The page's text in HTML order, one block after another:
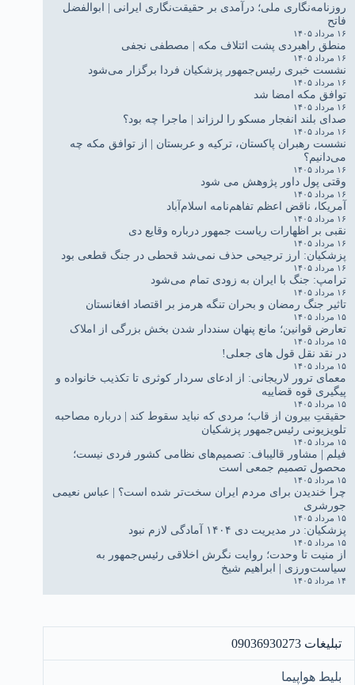
روزنامه‌نگاری ملی؛ درآمدی بر حقیقت‌نگاری ایرانی | ابوالفضل
فاتح
۱۶ مرداد ۱۴۰۵
منطق راهبردی پشت ائتلاف مکه | مصطفی نجفی
۱۶ مرداد ۱۴۰۵
نشست خبری رئیس‌جمهور پزشکیان فردا برگزار می‌شود
۱۶ مرداد ۱۴۰۵
توافق مکه امضا شد
۱۶ مرداد ۱۴۰۵
صدای بلند انفجار مسکو را لرزاند | ماجرا چه بود؟
۱۶ مرداد ۱۴۰۵
نشست رهبران پاکستان، ترکیه و عربستان | از توافق مکه چه
می‌دانیم؟
۱۶ مرداد ۱۴۰۵
وقتی پول داور پژوهش می شود
۱۶ مرداد ۱۴۰۵
آمریکا، ناقض اعظم تفاهم‌نامه اسلام‌آباد
۱۶ مرداد ۱۴۰۵
نقبی بر اظهارات ریاست جمهور درباره وقایع دی
۱۶ مرداد ۱۴۰۵
پزشکیان: ارز ترجیحی حذف نمی‌شد قحطی در جنگ قطعی بود
۱۶ مرداد ۱۴۰۵
ترامپ: جنگ با ایران به زودی تمام می‌شود
۱۶ مرداد ۱۴۰۵
تاثیر جنگ رمضان و بحران تنگه هرمز بر اقتصاد افغانستان
۱۵ مرداد ۱۴۰۵
تعارض قوانین؛ مانع پنهان سنددار شدن بخش بزرگی از املاک
۱۵ مرداد ۱۴۰۵
در نقد نقل قول های جعلی!
۱۵ مرداد ۱۴۰۵
معمای ترور لاریجانی: از ادعای سردار کوثری تا تکذیب خانواده و
پیگیری قوه قضاییه
۱۵ مرداد ۱۴۰۵
حقیقتِ بیرون از قاب؛ مردی که نباید سقوط کند | درباره مصاحبه
تلویزیونی رئیس‌جمهور پزشکیان
۱۵ مرداد ۱۴۰۵
فیلم | مشاور قالیباف: تصمیم‌های نظامی کشور فردی نیست؛
محصول تصمیم جمعی است
۱۵ مرداد ۱۴۰۵
چرا خندیدن برای مردم ایران سخت‌تر شده است؟ | عباس نعیمی
جورشری
۱۵ مرداد ۱۴۰۵
پزشکیان: در مدیریت دی ۱۴۰۴ آمادگی لازم نبود
۱۵ مرداد ۱۴۰۵
از منیت تا وحدت؛ روایت نگرش اخلاقی رئیس‌جمهور به
سیاست‌ورزی | ابراهیم شیخ
۱۴ مرداد ۱۴۰۵
تبلیغات 09036930273
بلیط هواپیما